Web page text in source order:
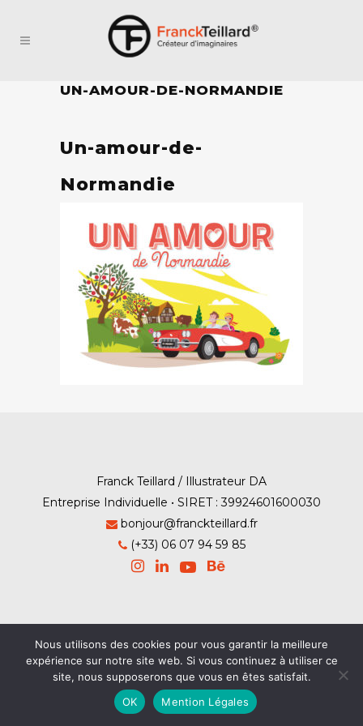
UN-AMOUR-DE-NORMANDIE
Un-amour-de-
Normandie
Franck Teillard / Illustrateur DA
Entreprise Individuelle • SIRET : 39924601600030
bonjour@franckteillard.fr
(+33) 06 07 94 59 85
© Franck Teillard 2026
Nous utilisons des cookies pour vous garantir la meilleure
expérience sur notre site web. Si vous continuez à utiliser ce
site, nous supposerons que vous en êtes satisfait.
OK
Mention Légales